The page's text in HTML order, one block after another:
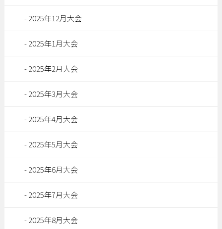
2025年12月大会
2025年1月大会
2025年2月大会
2025年3月大会
2025年4月大会
2025年5月大会
2025年6月大会
2025年7月大会
2025年8月大会